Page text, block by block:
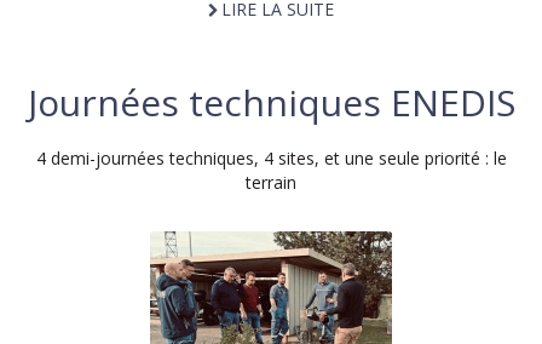
LIRE LA SUITE
Journées techniques ENEDIS
4 demi-journées techniques, 4 sites, et une seule priorité : le
terrain